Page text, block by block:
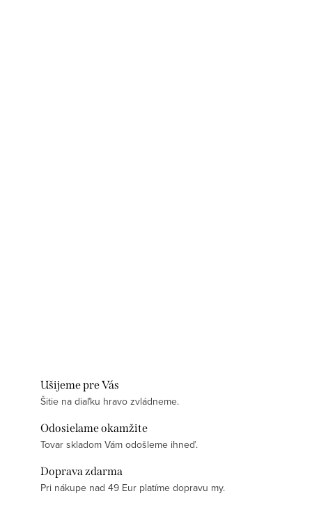
Ušijeme pre Vás
Šitie na diaľku hravo zvládneme.
Odosielame okamžite
Tovar skladom Vám odošleme ihneď.
Doprava zdarma
Pri nákupe nad 49 Eur platíme dopravu my.